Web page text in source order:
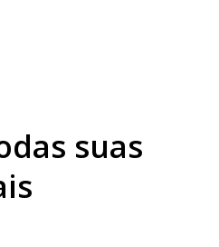
suas